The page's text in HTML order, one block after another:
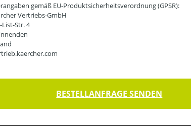
gemäß EU-Produktsicherheitsverordnung (GPSR):
Vertriebs-GmbH
Str. 4
BESTELLANFRAGE SENDEN